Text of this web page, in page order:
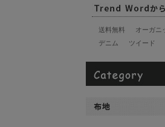
送料無料
オーガニ
デニム
ツイード